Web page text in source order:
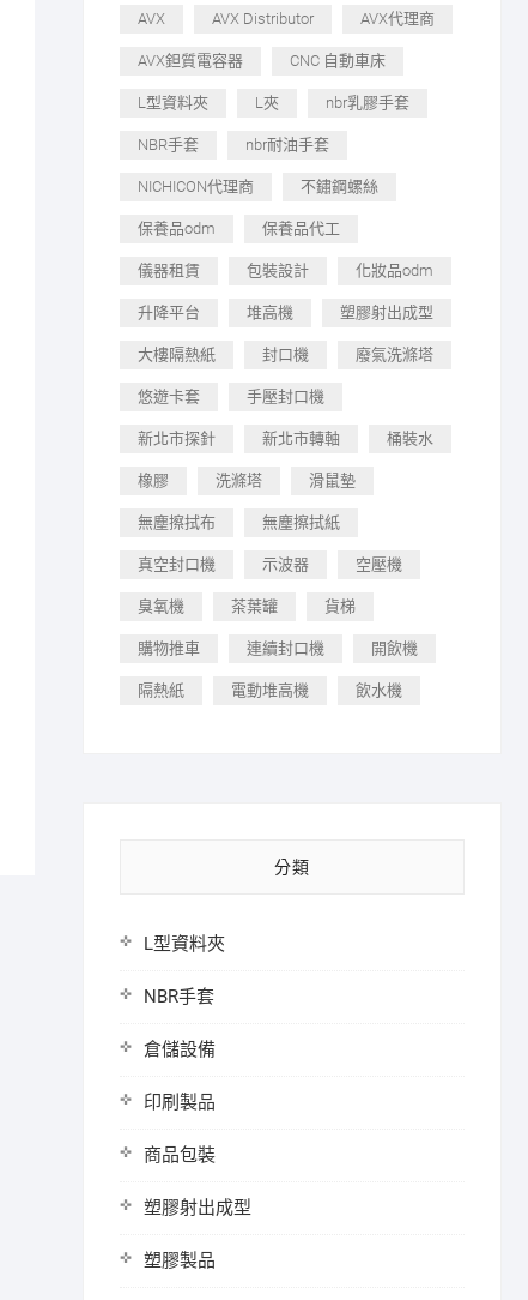
AVX AVX Distributor AVX代理商
AVX鉭質電容器 CNC 自動車床
L型資料夾 L夾 nbr乳膠手套
NBR手套 nbr耐油手套
NICHICON代理商 不鏽鋼螺絲
保養品odm 保養品代工
儀器租賃 包裝設計 化妝品odm
升降平台 堆高機 塑膠射出成型
大樓隔熱紙 封口機 廢氣洗滌塔
悠遊卡套 手壓封口機
新北市探針 新北市轉軸 桶裝水
橡膠 洗滌塔 滑鼠墊
無塵擦拭布 無塵擦拭紙
真空封口機 示波器 空壓機
臭氧機 茶葉罐 貨梯
購物推車 連續封口機 開飲機
隔熱紙 電動堆高機 飲水機
分類
L型資料夾
NBR手套
倉儲設備
印刷製品
商品包裝
塑膠射出成型
塑膠製品